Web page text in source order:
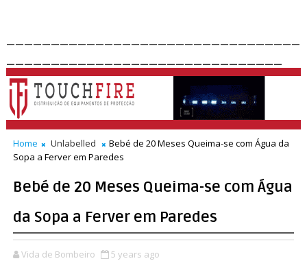
Home Unlabelled
Bebé de 20 Meses Queima-se com Água da
Sopa a Ferver em Paredes
Bebé de 20 Meses Queima-se com Água
da Sopa a Ferver em Paredes
Vida de Bombeiro 5 years ago